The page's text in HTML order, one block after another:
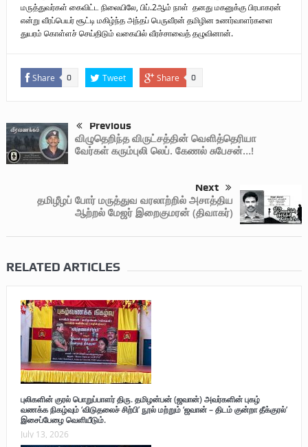
மருத்துவர்கள் கைவிட்ட நிலையிலே, பிப்.2ஆம் நாள் தனது மகனுக்கு பிரபாகரன்
என்று வீரப்பெயர் சூட்டி மகிழ்ந்த அந்தப் பெருவீரன் தமிழின உணர்வாளர்களை
துயரம் கொள்ளச் செய்திடும் வகையில் வீரச்சாவைத் தழுவினான்.
Share 0 Tweet Share 0
Previous
விழுதெறிந்த விருட்சத்தின் வெளித்தெரியா
வேர்கள் கரும்புலி லெப். கேணல் சுபேசன்…!
Next
தமிழீழப் போர் மருத்துவ வரலாற்றில் அசாத்திய
ஆற்றல் மேஜர் இறைகுமரன் (திவாகர்)
RELATED ARTICLES
புலிகளின் குரல் பொறுப்பாளர் திரு. தமிழன்பன் (ஜவான்) அவர்களின் புகழ்
வணக்க நிகழ்வும் ‘விடுதலைச் சிற்பி’ நூல் மற்றும் ‘ஜவான் – திடம் குன்றா தீக்குரல்’
இசைப்பேழை வெளியீடும்.
July 13, 2026